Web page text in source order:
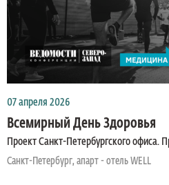
07 апреля 2026
Всемирный День Здоровья
Проект Санкт-Петербургского офиса.
Санкт-Петербург, апарт - отель WELL